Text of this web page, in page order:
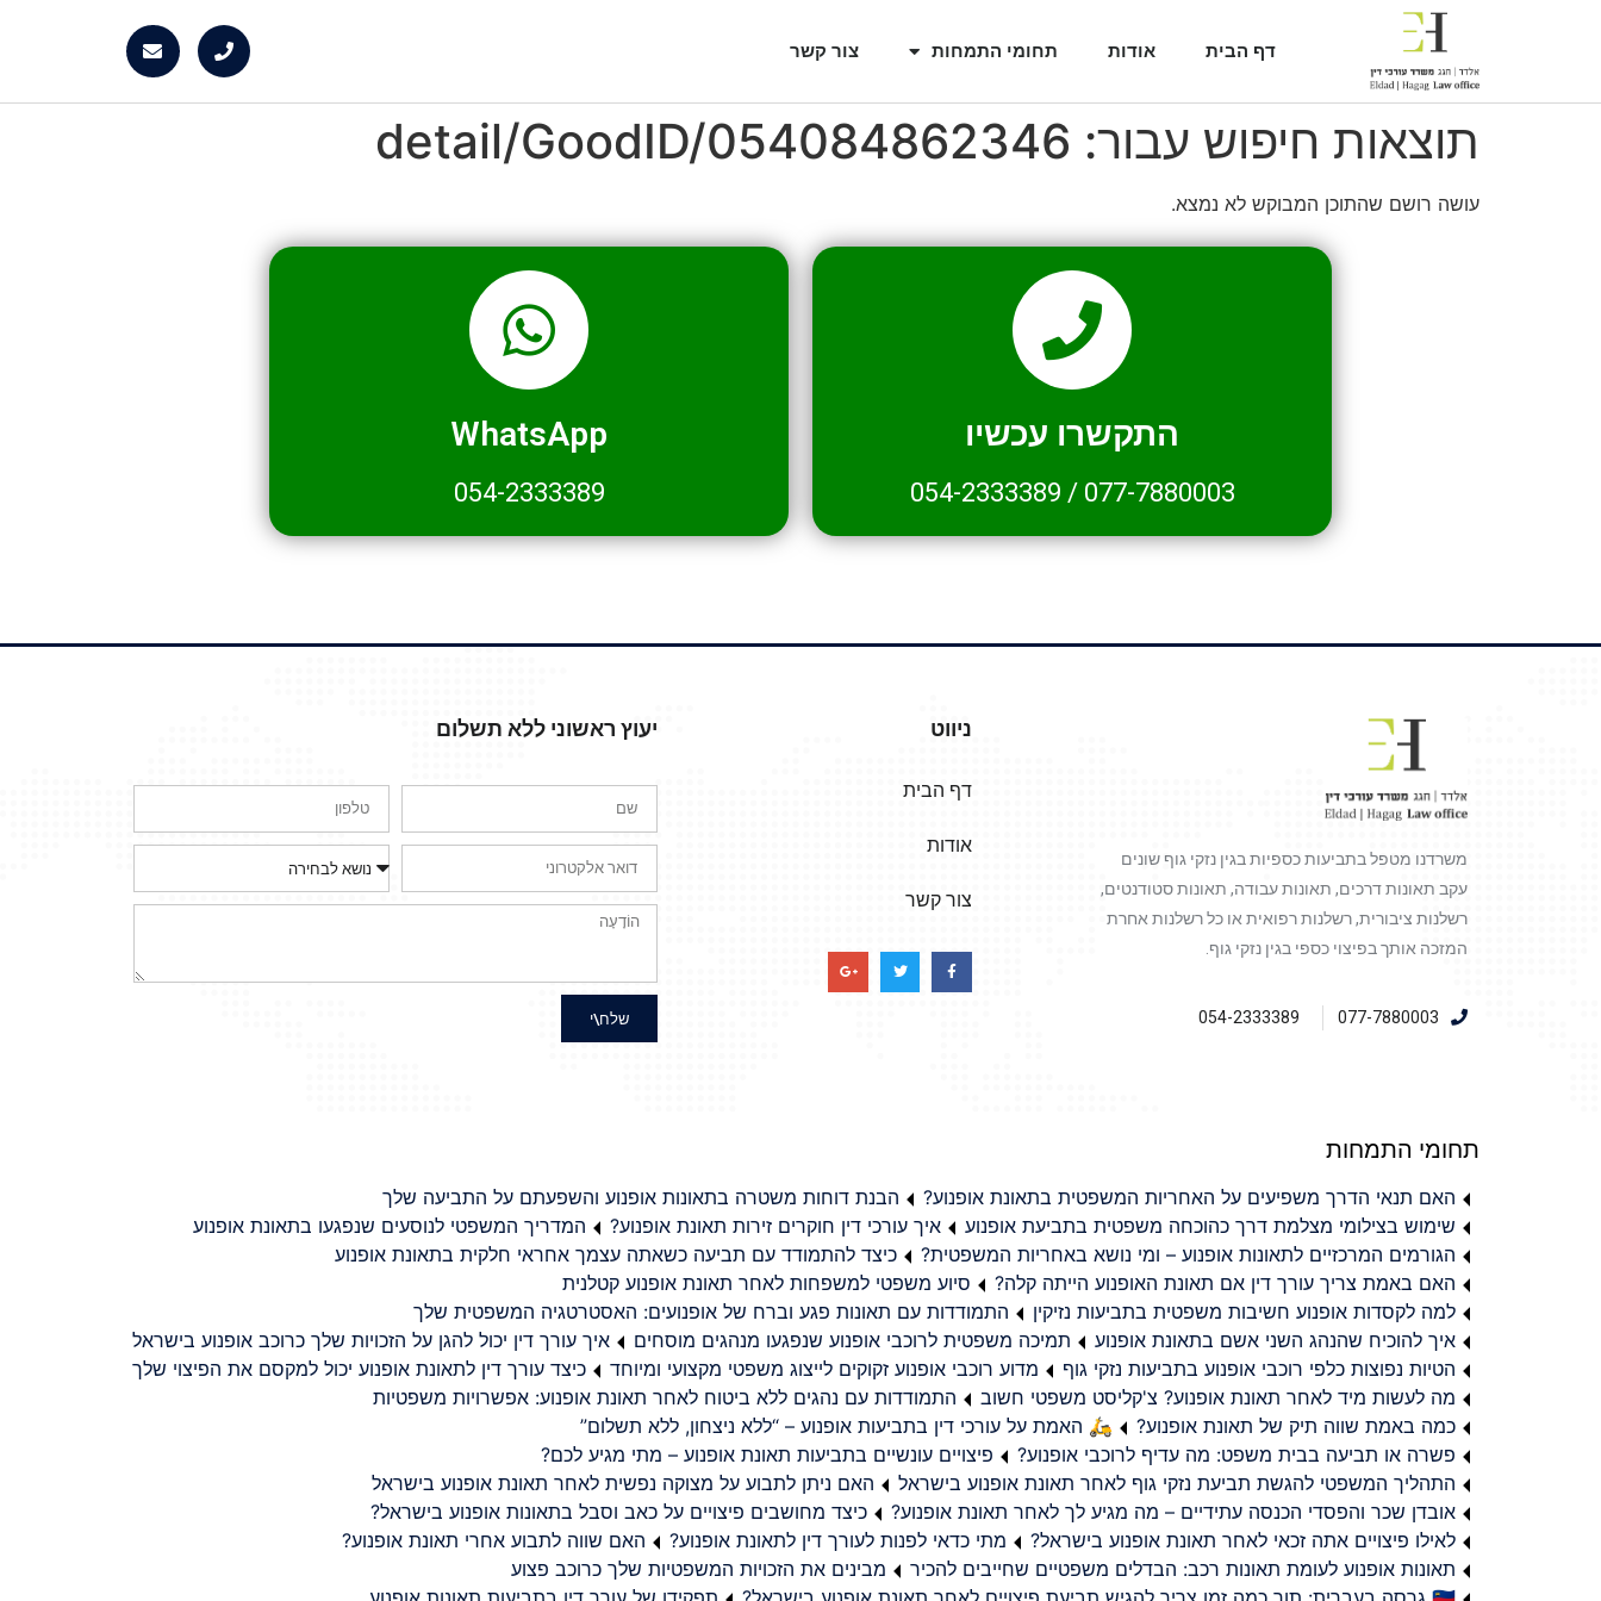
דף הבית אודות תחומי התמחות צור קשר
תוצאות חיפוש עבור: detail/GoodID/054084862346
עושה רושם שהתוכן המבוקש לא נמצא.
התקשרו עכשיו
077-7880003
/
054-2333389
WhatsApp
054-2333389
משרדנו מטפל בתביעות כספיות בגין נזקי גוף שונים
עקב תאונות דרכים, תאונות עבודה, תאונות סטודנטים,
רשלנות ציבורית, רשלנות רפואית או כל רשלנות אחרת
המזכה אותך בפיצוי כספי בגין נזקי גוף.
077-7880003
054-2333389
ניווט
דף הבית
אודות
צור קשר
יעוץ ראשוני ללא תשלום
שלח\י
תחומי התמחות
האם תנאי הדרך משפיעים על האחריות המשפטית בתאונת אופנוע?
הבנת דוחות משטרה בתאונות אופנוע והשפעתם על התביעה שלך
שימוש בצילומי מצלמת דרך כהוכחה משפטית בתביעת אופנוע
איך עורכי דין חוקרים זירות תאונת אופנוע?
המדריך המשפטי לנוסעים שנפגעו בתאונת אופנוע
הגורמים המרכזיים לתאונות אופנוע – ומי נושא באחריות המשפטית?
כיצד להתמודד עם תביעה כשאתה עצמך אחראי חלקית בתאונת אופנוע
האם באמת צריך עורך דין אם תאונת האופנוע הייתה קלה?
סיוע משפטי למשפחות לאחר תאונת אופנוע קטלנית
למה לקסדות אופנוע חשיבות משפטית בתביעות נזיקין
התמודדות עם תאונות פגע וברח של אופנועים: האסטרטגיה המשפטית שלך
איך להוכיח שהנהג השני אשם בתאונת אופנוע
תמיכה משפטית לרוכבי אופנוע שנפגעו מנהגים מוסחים
איך עורך דין יכול להגן על הזכויות שלך כרוכב אופנוע בישראל
הטיות נפוצות כלפי רוכבי אופנוע בתביעות נזקי גוף
מדוע רוכבי אופנוע זקוקים לייצוג משפטי מקצועי ומיוחד
כיצד עורך דין לתאונת אופנוע יכול למקסם את הפיצוי שלך
מה לעשות מיד לאחר תאונת אופנוע? צ'קליסט משפטי חשוב
התמודדות עם נהגים ללא ביטוח לאחר תאונת אופנוע: אפשרויות משפטיות
כמה באמת שווה תיק של תאונת אופנוע?
🛵 האמת על עורכי דין בתביעות אופנוע – “ללא ניצחון, ללא תשלום”
פשרה או תביעה בבית משפט: מה עדיף לרוכבי אופנוע?
פיצויים עונשיים בתביעות תאונת אופנוע – מתי מגיע לכם?
התהליך המשפטי להגשת תביעת נזקי גוף לאחר תאונת אופנוע בישראל
האם ניתן לתבוע על מצוקה נפשית לאחר תאונת אופנוע בישראל
אובדן שכר והפסדי הכנסה עתידיים – מה מגיע לך לאחר תאונת אופנוע?
כיצד מחושבים פיצויים על כאב וסבל בתאונות אופנוע בישראל?
לאילו פיצויים אתה זכאי לאחר תאונת אופנוע בישראל?
מתי כדאי לפנות לעורך דין לתאונת אופנוע?
האם שווה לתבוע אחרי תאונת אופנוע?
תאונות אופנוע לעומת תאונות רכב: הבדלים משפטיים שחייבים להכיר
מבינים את הזכויות המשפטיות שלך כרוכב פצוע